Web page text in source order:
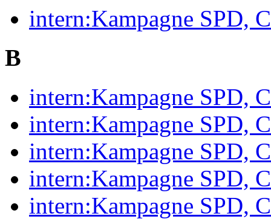
intern:Kampagne SPD,
B
intern:Kampagne SPD,
intern:Kampagne SPD,
intern:Kampagne SPD,
intern:Kampagne SPD,
intern:Kampagne SPD,